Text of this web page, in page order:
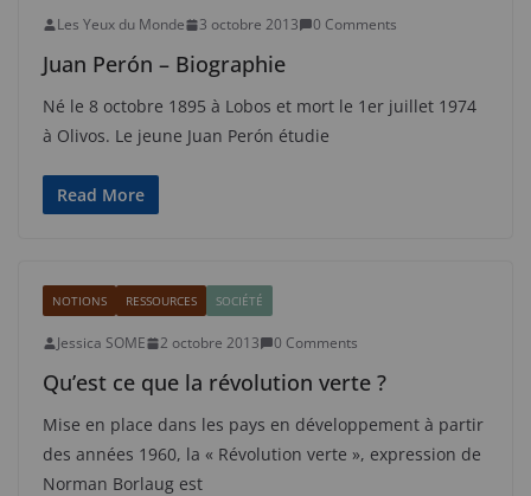
Les Yeux du Monde 3 octobre 2013 0 Comments
Juan Perón – Biographie
Né le 8 octobre 1895 à Lobos et mort le 1er juillet 1974
à Olivos. Le jeune Juan Perón étudie
Read More
NOTIONS RESSOURCES SOCIÉTÉ
Jessica SOME 2 octobre 2013 0 Comments
Qu’est ce que la révolution verte ?
Mise en place dans les pays en développement à partir
des années 1960, la « Révolution verte », expression de
Norman Borlaug est